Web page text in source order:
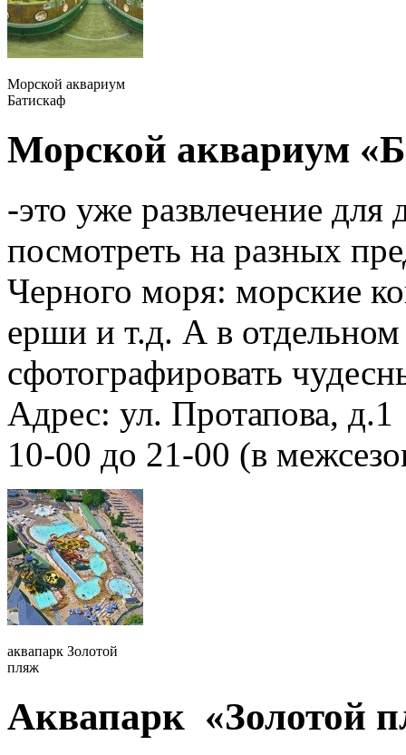
Морской аквариум
Батискаф
Морской аквариум
-это уже развлечение
посмотреть на разных
Черного моря: морские
ерши и т.д. А в
сфотографировать
Адрес: ул. Протапова,
10-00 до 21-00 (в
аквапарк Золотой
пляж
Аквапарк «Золотой